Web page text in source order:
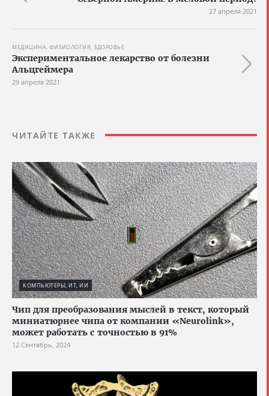
27 апреля 2021
МЕДИЦИНА, ФИЗИОЛОГИЯ, ЗДОРОВЬЕ
Экспериментальное лекарство от болезни
Альцгеймера
29 апреля 2021
ЧИТАЙТЕ ТАКЖЕ
КОМПЬЮТЕРЫ, ИТ, ИИ
Чип для преобразования мыслей в текст, который
миниатюрнее чипа от компании «Neurolink»,
может работать с точностью в 91%
12 Сентябрь, 2024